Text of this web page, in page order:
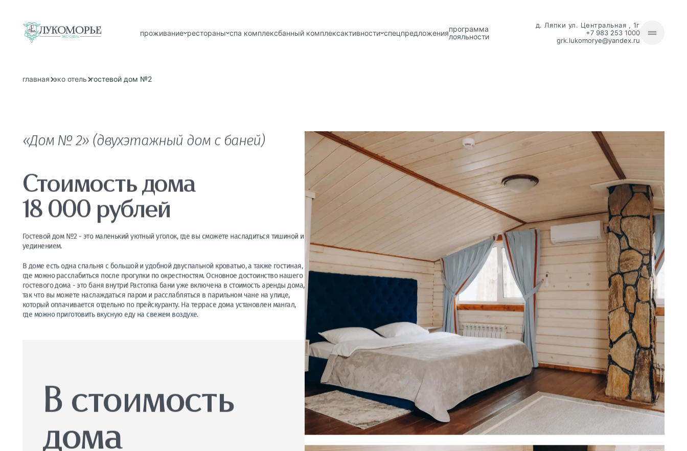
проживание рестораны спа комплексбанный комплексактивности спецпредложенияпрограмма
лояльности
д. Ляпки ул. Центральная , 1г
+7 983 253 1000
grk.lukomorye@yandex.ru
главная эко отель гостевой дом №2
ДОМ
Гостевой дом № 2
«Дом № 2» (двухэтажный дом с баней)
Стоимость дома
18 000 рублей
где можно расслабиться после прогулки по окрестностям. Основное достоинство нашего
гостевого дома - это баня внутри! Растопка бани уже включена в стоимость аренды дома,
так что вы можете наслаждаться паром и расслабляться в парильном чане на улице,
где можно приготовить вкусную еду на свежем воздухе.